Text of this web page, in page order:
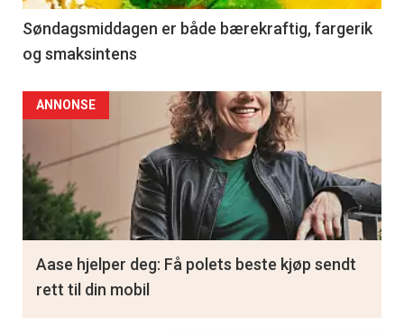
Søndagsmiddagen er både bærekraftig, fargerik
og smaksintens
ANNONSE
Aase hjelper deg: Få polets beste kjøp sendt
rett til din mobil